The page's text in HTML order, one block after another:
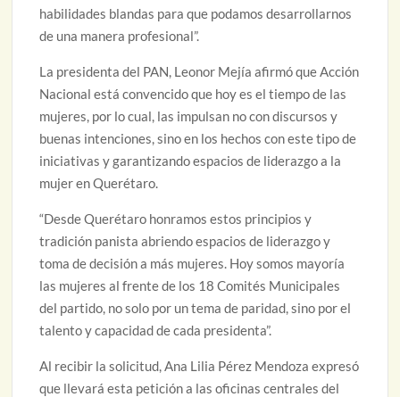
habilidades blandas para que podamos desarrollarnos
de una manera profesional”.
La presidenta del PAN, Leonor Mejía afirmó que Acción
Nacional está convencido que hoy es el tiempo de las
mujeres, por lo cual, las impulsan no con discursos y
buenas intenciones, sino en los hechos con este tipo de
iniciativas y garantizando espacios de liderazgo a la
mujer en Querétaro.
“Desde Querétaro honramos estos principios y
tradición panista abriendo espacios de liderazgo y
toma de decisión a más mujeres. Hoy somos mayoría
las mujeres al frente de los 18 Comités Municipales
del partido, no solo por un tema de paridad, sino por el
talento y capacidad de cada presidenta”.
Al recibir la solicitud, Ana Lilia Pérez Mendoza expresó
que llevará esta petición a las oficinas centrales del